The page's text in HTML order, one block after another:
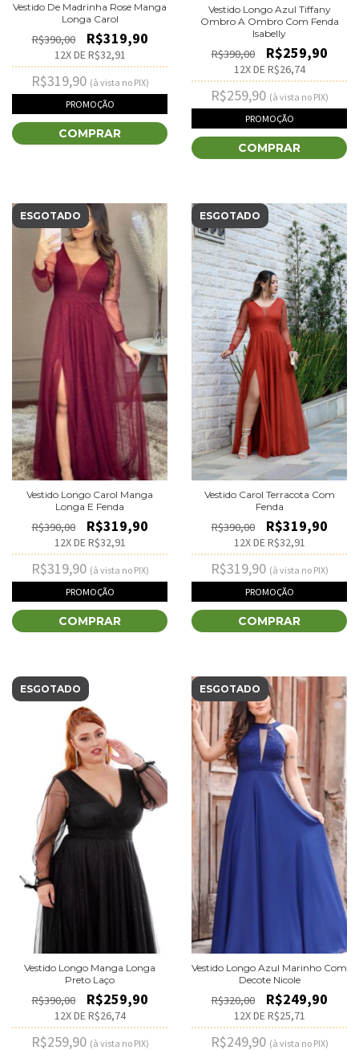
Vestido De Madrinha Rose Manga
Longa Carol
R$390,00 R$319,90
12X DER$32,91
R$319,90 (à vista no PIX)
PROMOÇÃO
COMPRAR
Vestido Longo Azul Tiffany
Ombro A Ombro Com Fenda
Isabelly
R$390,00 R$259,90
12X DER$26,74
R$259,90 (à vista no PIX)
PROMOÇÃO
COMPRAR
ESGOTADO
Vestido Longo Carol Manga
Longa E Fenda
R$390,00 R$319,90
12X DER$32,91
R$319,90 (à vista no PIX)
PROMOÇÃO
COMPRAR
ESGOTADO
Vestido Carol Terracota Com
Fenda
R$390,00 R$319,90
12X DER$32,91
R$319,90 (à vista no PIX)
PROMOÇÃO
COMPRAR
ESGOTADO
Vestido Longo Manga Longa
Preto Laço
R$390,00 R$259,90
12X DER$26,74
R$259,90 (à vista no PIX)
ESGOTADO
Vestido Longo Azul Marinho Com
Decote Nicole
R$320,00 R$249,90
12X DER$25,71
R$249,90 (à vista no PIX)